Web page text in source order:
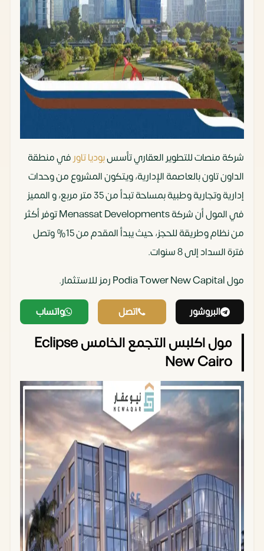
شركة منصات للتطوير العقاري تأسسبوديا تاورفي منطقة
الداون تاون بالعاصمة الإدارية، ويتكون المشروع من وحدات
إدارية وتجارية وطبية بمساحة تبدأ من 35 متر مربع، و المميز
في المول أن شركة Menassat Developments توفر أكثر
من نظام وطريقة للحجز، حيث يبدأ المقدم من 15% وتصل
فترة السداد إلى 8 سنوات.
مول Podia Tower New Capital رمز للاستثمار.
البروشور اتصل واتساب
مول اكلبس التجمع الخامس Eclipse
New Cairo